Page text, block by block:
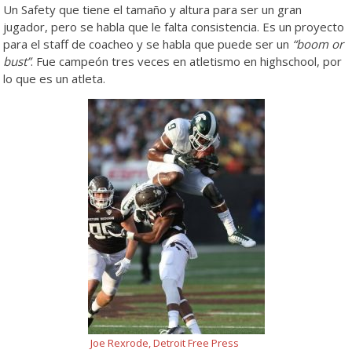
Un Safety que tiene el tamaño y altura para ser un gran
jugador, pero se habla que le falta consistencia. Es un proyecto
para el staff de coacheo y se habla que puede ser un “boom or
bust”. Fue campeón tres veces en atletismo en highschool, por
lo que es un atleta.
Joe Rexrode, Detroit Free Press